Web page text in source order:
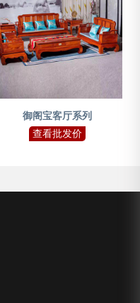
御阁宝客厅系列
查看批发价